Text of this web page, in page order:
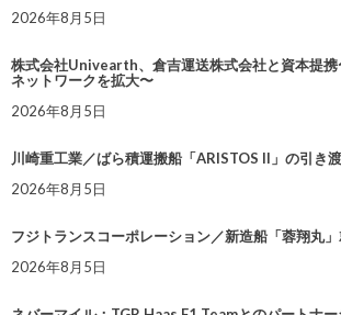
2026年8月5日
株式会社Univearth、倉吉運送株式会社と資本提携
ネットワークを拡大〜
2026年8月5日
川崎重工業／ばら積運搬船「ARISTOS II」の引き
2026年8月5日
フジトランスコーポレーション／新造船「蓉翔丸
2026年8月5日